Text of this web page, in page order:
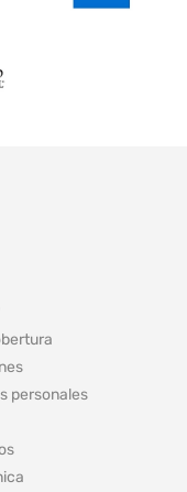
personales